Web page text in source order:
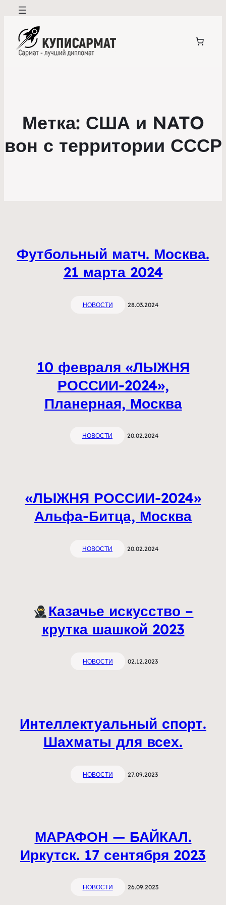
Метка: США и NATO
вон с территории СССР
Футбольный матч. Москва.
21 марта 2024
НОВОСТИ 28.03.2024
10 февраля «ЛЫЖНЯ
РОССИИ-2024»,
Планерная, Москва
НОВОСТИ 20.02.2024
«ЛЫЖНЯ РОССИИ-2024»
Альфа-Битца, Москва
НОВОСТИ 20.02.2024
Казачье искусство –
крутка шашкой 2023
НОВОСТИ 02.12.2023
Интеллектуальный спорт.
Шахматы для всех.
НОВОСТИ 27.09.2023
МАРАФОН — БАЙКАЛ.
Иркутск. 17 сентября 2023
НОВОСТИ 26.09.2023